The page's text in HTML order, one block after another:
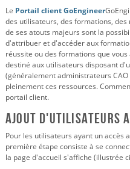
Le Portail client GoEngineer
des utilisateurs, des formations,
de ses atouts majeurs sont la
d'attribuer et d'accéder aux
réussite ou des formations que
destiné aux utilisateurs disposant
(généralement administrateurs
pleinement ces ressources.
portail client.
Ajout d'utilisateurs
Pour les utilisateurs ayant un accès
première étape consiste à se
la page d'accueil s'affiche (illustrée